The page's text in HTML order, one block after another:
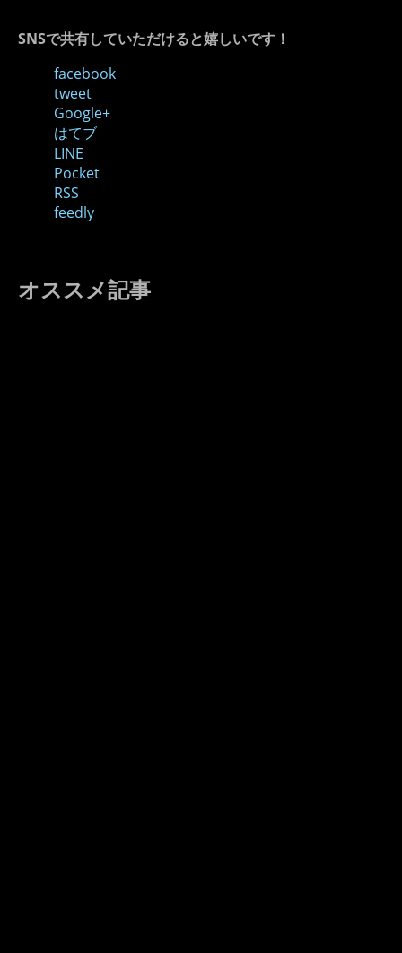
SNSで共有していただけると嬉しいです！
facebook
tweet
Google+
はてブ
LINE
Pocket
RSS
feedly
オススメ記事